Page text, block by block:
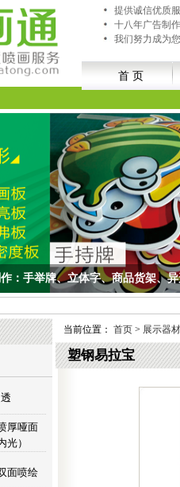
提供诚信优质
十八年广告制
我们努力成为
首 页
：手举牌、立体字、商品货架、
厚哑面
光）
面喷绘
当前位置： 首页 > 展示器材
塑钢易拉宝